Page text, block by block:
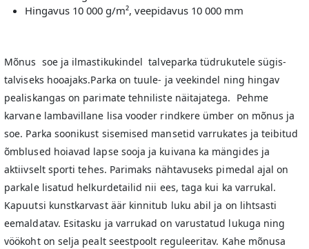
Hingavus 10 000 g/m², veepidavus 10 000 mm
Mõnus soe ja ilmastikukindel talveparka tüdrukutele sügis-
talviseks hooajaks.Parka on tuule- ja veekindel ning hingav
pealiskangas on parimate tehniliste näitajatega. Pehme
karvane lambavillane lisa vooder rindkere ümber on mõnus ja
soe. Parka soonikust sisemised mansetid varrukates ja teibitud
õmblused hoiavad lapse sooja ja kuivana ka mängides ja
aktiivselt sporti tehes. Parimaks nähtavuseks pimedal ajal on
parkale lisatud helkurdetailid nii ees, taga kui ka varrukal.
Kapuutsi kunstkarvast äär kinnitub luku abil ja on lihtsasti
eemaldatav. Esitasku ja varrukad on varustatud lukuga ning
vöökoht on selja pealt seestpoolt reguleeritav. Kahe mõnusa